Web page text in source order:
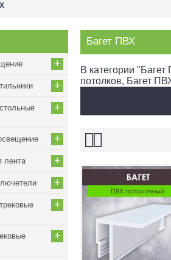
+
+
+
+
лента +
+
+
+
Багет ПВХ
В категории
потолков, Багет